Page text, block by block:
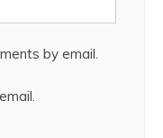
by email.